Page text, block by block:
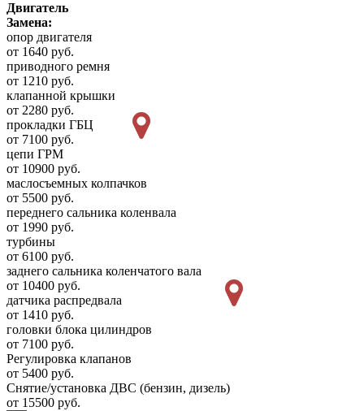
Двигатель
Замена:
опор двигателя
от 1640 руб.
приводного ремня
от 1210 руб.
клапанной крышки
от 2280 руб.
прокладки ГБЦ
от 7100 руб.
цепи ГРМ
от 10900 руб.
маслосъемных колпачков
от 5500 руб.
переднего сальника коленвала
от 1990 руб.
турбины
от 6100 руб.
заднего сальника коленчатого вала
от 10400 руб.
датчика распредвала
от 1410 руб.
головки блока цилиндров
от 7100 руб.
Регулировка клапанов
от 5400 руб.
Снятие/установка ДВС (бензин, дизель)
от 15500 руб.